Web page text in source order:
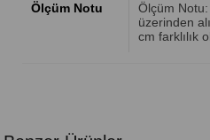
Ölçüm Notu
Ölçüm
üzerinden
cm farklılık